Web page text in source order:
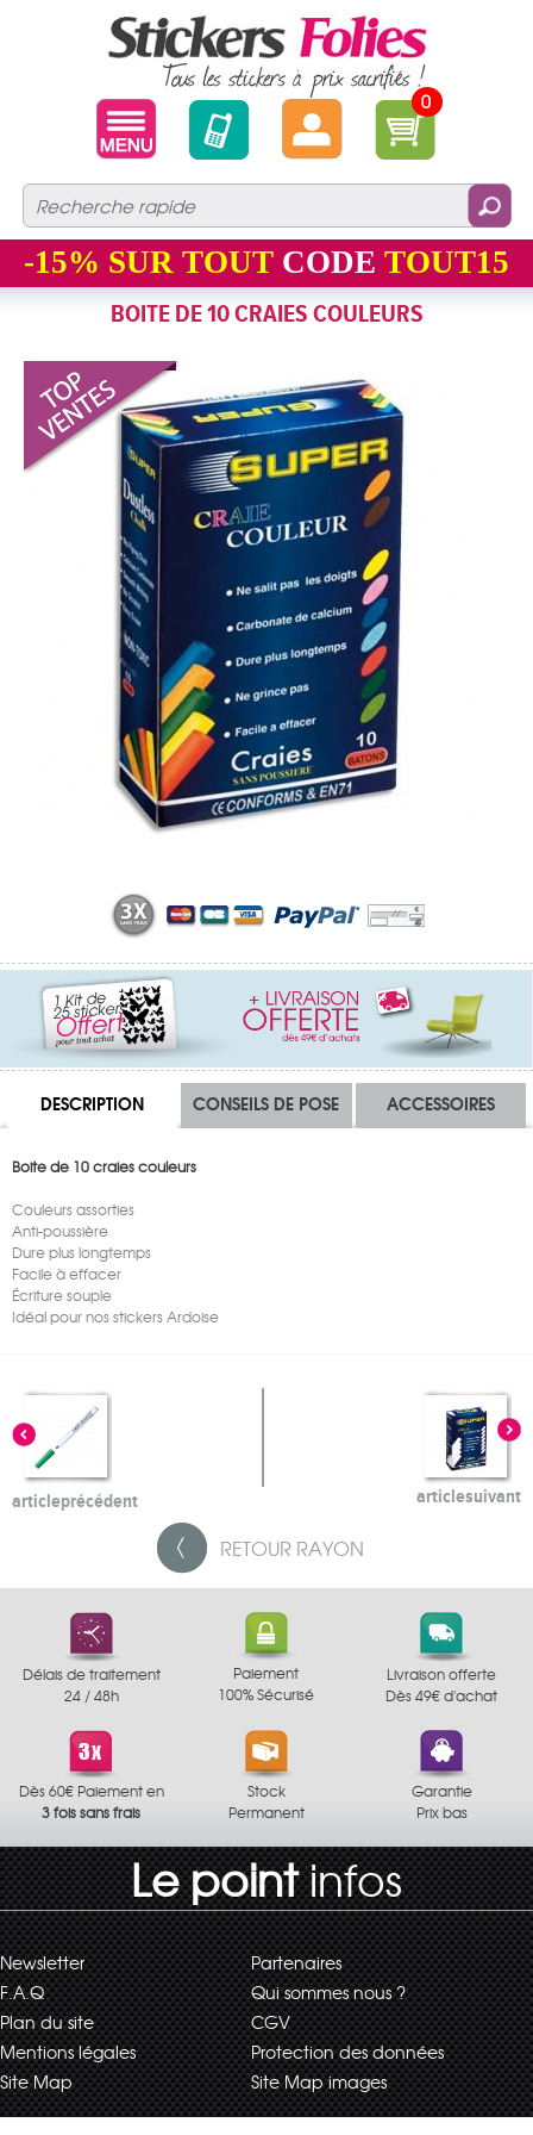
0
-15% SUR TOUT CODE TOUT15
BOITE DE 10 CRAIES COULEURS
DESCRIPTION CONSEILS DE POSE ACCESSOIRES
Boite de 10 craies couleurs
Couleurs assorties
Anti-poussière
Dure plus longtemps
Facile à effacer
Écriture souple
Idéal pour nos stickers Ardoise
articleprécédent articlesuivant
RETOUR RAYON
Délais de traitement
24 / 48h
Paiement
100% Sécurisé
Livraison offerte
Dès 49€ d'achat
Dès 60€ Paiement en
3 fois sans frais
Stock
Permanent
Garantie
Prix bas
Le pointinfos
Newsletter
Partenaires
F.A.Q
Qui sommes nous ?
Plan du site
CGV
Mentions légales
Protection des données
Site Map
Site Map images